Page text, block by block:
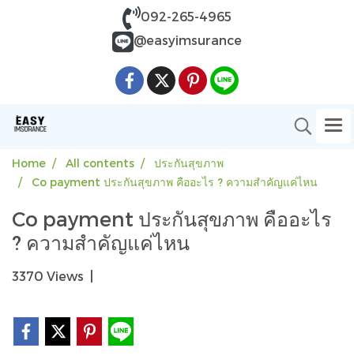
092-265-4965
@easyimsurance
Home All contents
ประกันสุขภาพ
Co payment ประกันสุขภาพ คืออะไร ? ความสำคัญแค่ไหน
Co payment ประกันสุขภาพ คืออะไร
? ความสำคัญแค่ไหน
3370 Views